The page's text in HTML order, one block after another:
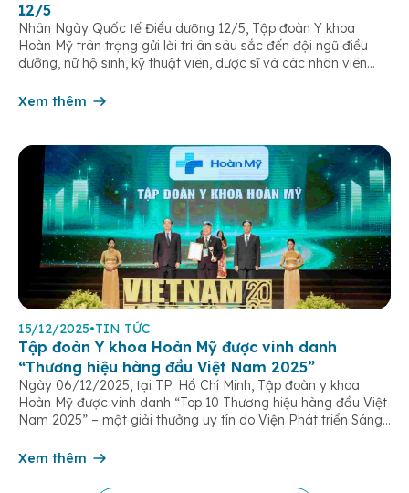
12/5
Nhân Ngày Quốc tế Điều dưỡng 12/5, Tập đoàn Y khoa
Hoàn Mỹ trân trọng gửi lời tri ân sâu sắc đến đội ngũ điều
dưỡng, nữ hộ sinh, kỹ thuật viên, dược sĩ và các nhân viên
âm thầm đồng hành trên […]
Xem thêm
15/12/2025•TIN TỨC
Tập đoàn Y khoa Hoàn Mỹ được vinh danh
“Thương hiệu hàng đầu Việt Nam 2025”
Ngày 06/12/2025, tại TP. Hồ Chí Minh, Tập đoàn y khoa
Hoàn Mỹ được vinh danh “Top 10 Thương hiệu hàng đầu Việt
Nam 2025” – một giải thưởng uy tín do Viện Phát triển Sáng
cứu Phát triển Doanh nghiệp Châu Á […]
Xem thêm